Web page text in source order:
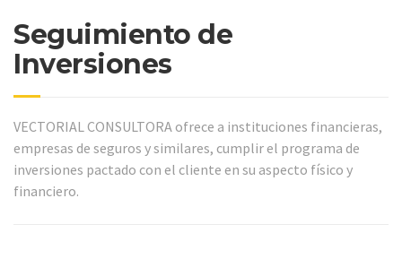
Seguimiento de
Inversiones
VECTORIAL CONSULTORA ofrece a instituciones financieras,
empresas de seguros y similares, cumplir el programa de
inversiones pactado con el cliente en su aspecto físico y
financiero.